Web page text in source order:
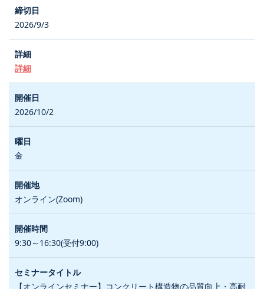
2026/9/3
詳細
2026/10/2
金
オンライン(Zoom)
9:30～16:30(受付9:00)
【オンラインセミナー】コンクリート構造物の品質向上・高耐